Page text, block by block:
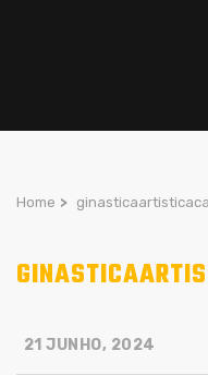
Home >
21 JUNHO, 2024